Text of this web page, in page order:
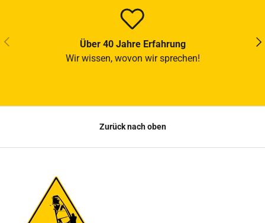
VORHERIGE
Über 40 Jahre Erfahrung
Wir wissen, wovon wir sprechen!
Zurück nach oben